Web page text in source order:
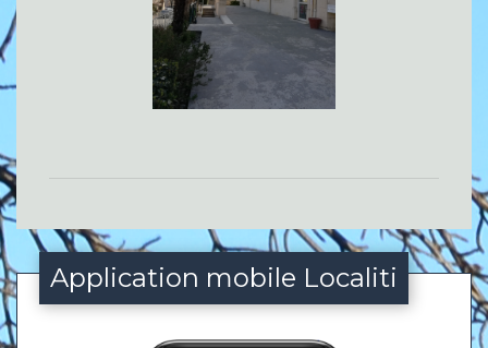
Application mobile Localiti